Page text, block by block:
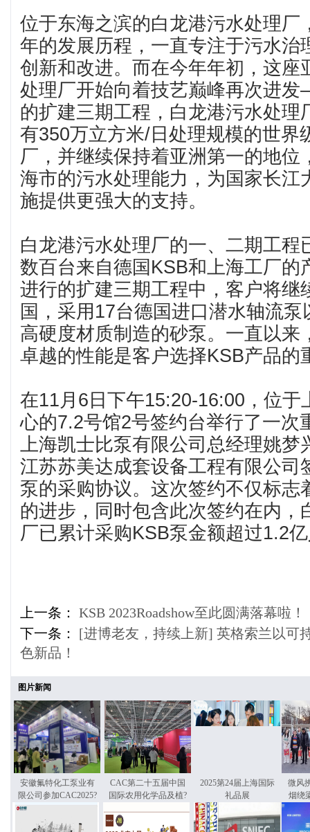
位于东海之滨的白龙港污水处理厂
年的发展历程，一直专注于污水治
创新和改进。而在今年年初，这座
处理厂开始向着技艺巅峰再次进
的扩建三期工程，白龙港污水处理
有350万立方米/日处理规模的世界
厂，并继续保持着亚洲第一的地位
海市的污水处理能力，为国家长江
施提供更强大的支持。
白龙港污水处理厂的一、二期工程
数百台来自德国KSB和上海工厂的
进行的扩建三期工程中，客户将继
国，采用17台德国进口潜水轴流
高硬度材质制造的砂泵。一直以来
卓越的性能是客户选择KSB产品的
在11月6日下午15:20-16:00，位于
心的7.2号馆2号签约台举行了一次
上海凯士比泵有限公司总经理姚梦
江苏苏美达成套设备工程有限公司
泵的采购协议。这次签约不仅标志
的进步，同时包含此次签约在内，
厂已累计采购KSB泵金额超过1.2
上一条： KSB 2023Roadshow至此圆满落幕啦！
下一条：
[进博老友，持续上新] 英格索兰以可
色新品！
图片新闻
安徽氟特化工泵业有
限公司参加CAC2025?
CAC第二十五届中国
国际农用化学品及植?
2025第24届上海国际
礼品展
微风
烟绕